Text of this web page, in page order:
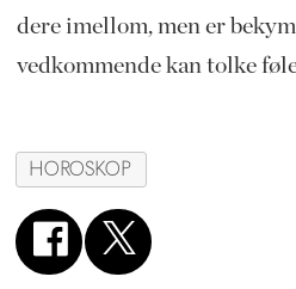
dere imellom, men er
vedkommende kan tolke
HOROSKOP